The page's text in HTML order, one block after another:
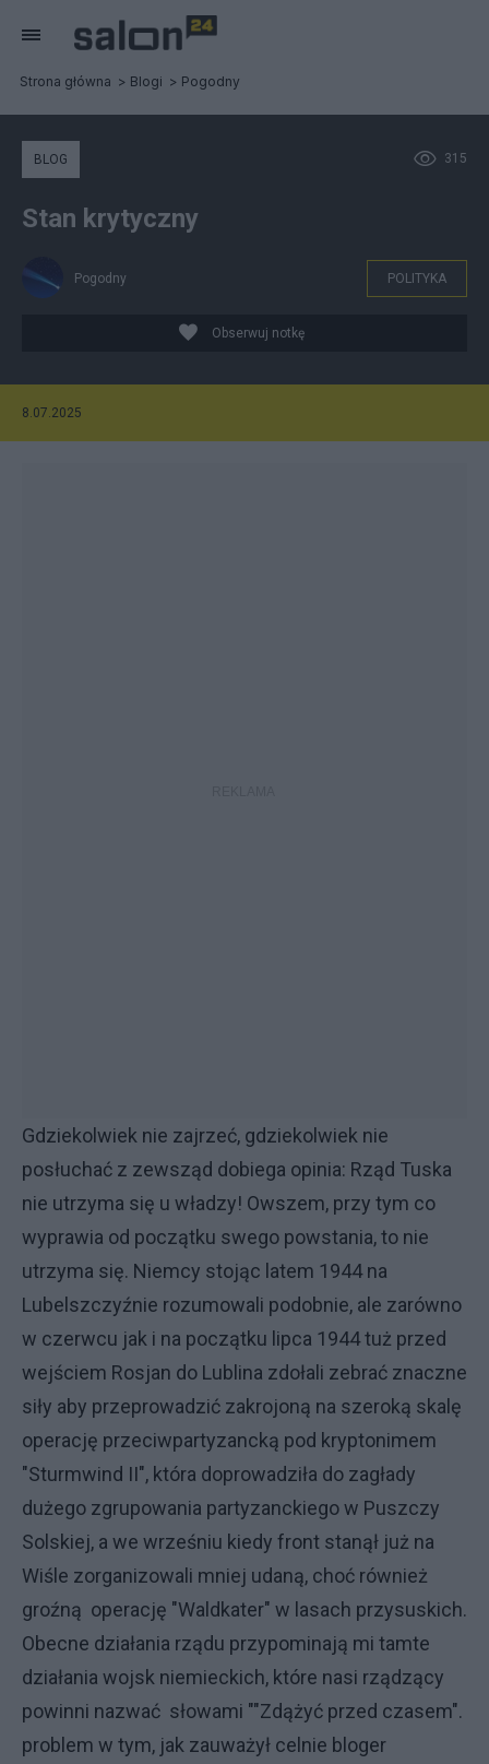
Strona główna Blogi Pogodny
315
BLOG
Stan krytyczny
Pogodny POLITYKA
Obserwuj notkę
8.07.2025
Gdziekolwiek nie zajrzeć, gdziekolwiek nie
posłuchać z zewsząd dobiega opinia: Rząd Tuska
nie utrzyma się u władzy! Owszem, przy tym co
wyprawia od początku swego powstania, to nie
utrzyma się. Niemcy stojąc latem 1944 na
Lubelszczyźnie rozumowali podobnie, ale zarówno
w czerwcu jak i na początku lipca 1944 tuż przed
wejściem Rosjan do Lublina zdołali zebrać znaczne
siły aby przeprowadzić zakrojoną na szeroką skalę
operację przeciwpartyzancką pod kryptonimem
"Sturmwind II", która doprowadziła do zagłady
dużego zgrupowania partyzanckiego w Puszczy
Solskiej, a we wrześniu kiedy front stanął już na
Wiśle zorganizowali mniej udaną, choć również
groźną operację "Waldkater" w lasach przysuskich.
Obecne działania rządu przypominają mi tamte
działania wojsk niemieckich, które nasi rządzący
powinni nazwać słowami ""Zdążyć przed czasem".
problem w tym, jak zauważył celnie bloger